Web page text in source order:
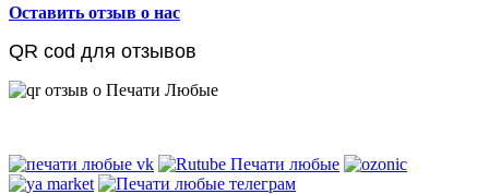
Оставить отзыв о нас
QR cod для отзывов